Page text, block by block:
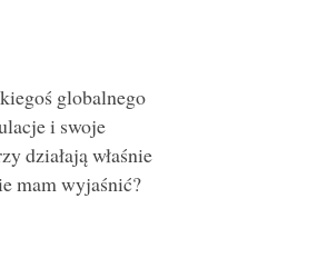
globalnego
i swoje
działają właśnie
mam wyjaśnić?